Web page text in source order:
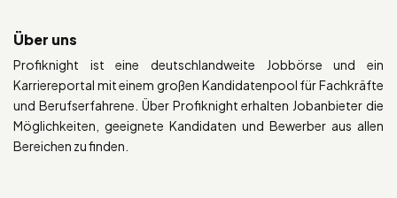
Über uns
Profiknight ist eine deutschlandweite Jobbörse und ein
Karriereportal mit einem großen Kandidatenpool für Fachkräfte
und Berufserfahrene. Über Profiknight erhalten Jobanbieter die
Möglichkeiten, geeignete Kandidaten und Bewerber aus allen
Bereichen zu finden.